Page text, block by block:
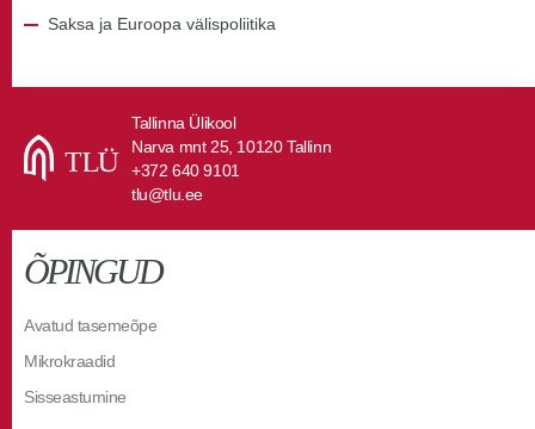
Saksa ja Euroopa välispoliitika
Tallinna Ülikool
Narva mnt 25, 10120 Tallinn
+372 640 9101
tlu@tlu.ee
ÕPINGUD
Avatud tasemeõpe
Mikrokraadid
Sisseastumine